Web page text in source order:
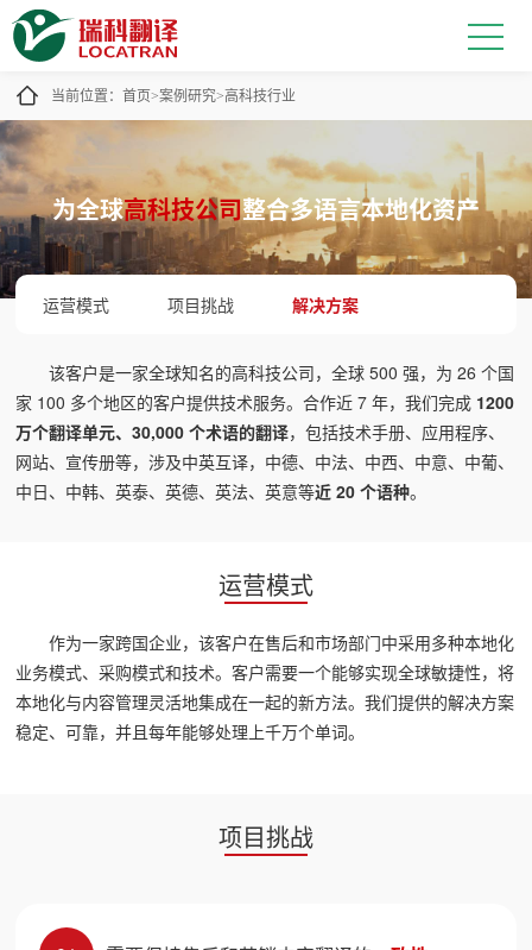
当前位置：首页>案例研究>高科技行业
为全球高科技公司整合多语言本地化资产
运营模式 项目挑战 解决方案
该客户是一家全球知名的高科技公司，全球 500 强，为 26 个国
家 100 多个地区的客户提供技术服务。合作近 7 年，我们完成 1200
万个翻译单元、30,000 个术语的翻译，包括技术手册、应用程序、
网站、宣传册等，涉及中英互译，中德、中法、中西、中意、中葡、
中日、中韩、英泰、英德、英法、英意等近 20 个语种。
运营模式
作为一家跨国企业，该客户在售后和市场部门中采用多种本地化
业务模式、采购模式和技术。客户需要一个能够实现全球敏捷性，将
本地化与内容管理灵活地集成在一起的新方法。我们提供的解决方案
稳定、可靠，并且每年能够处理上千万个单词。
项目挑战